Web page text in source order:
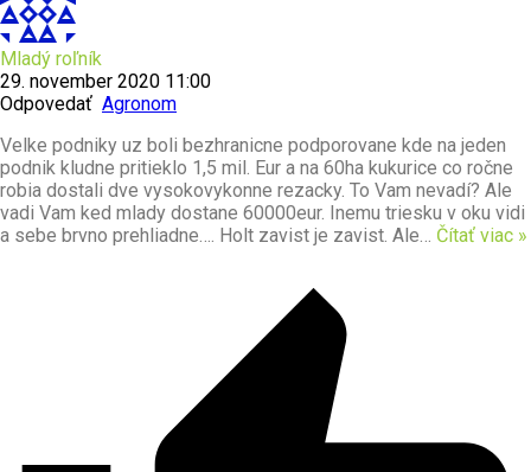
Mladý roľník
29. november 2020 11:00
Odpovedať Agronom
Velke podniky uz boli bezhranicne podporovane kde na jeden
podnik kludne pritieklo 1,5 mil. Eur a na 60ha kukurice co ročne
robia dostali dve vysokovykonne rezacky. To Vam nevadí? Ale
vadi Vam ked mlady dostane 60000eur. Inemu triesku v oku vidi
a sebe brvno prehliadne…. Holt zavist je zavist. Ale… Čítať viac »